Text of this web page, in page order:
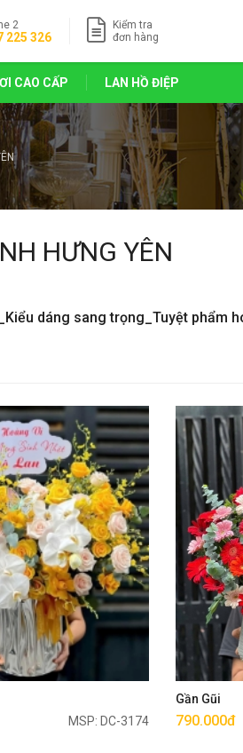
2
225 326
Kiểm tra
đơn hàng
CAO CẤP LAN HỒ ĐIỆP
HƯNG YÊN
dáng sang trọng_Tuyệt phẩm
MSP: DC-3174
Mua ngay
Gần Gũi
790.000đ